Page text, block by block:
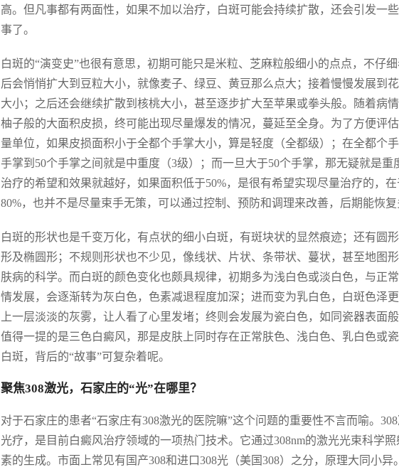
高。但凡事都有两面性，如果不加以治疗，白斑可能会持续扩散，还会引发一
事了。
白斑的“演变史”也很有意思，初期可能只是米粒、芝麻粒般细小的点点，不仔
后会悄悄扩大到豆粒大小，就像麦子、绿豆、黄豆那么点大；接着慢慢发展到
大小；之后还会继续扩散到核桃大小，甚至逐步扩大至苹果或拳头般。随着病
柚子般的大面积皮损，终可能出现尽量爆发的情况，蔓延至全身。为了方便评
量单位，如果皮损面积小于全都个手掌大小，算是轻度（全都级）；在全都个
手掌到50个手掌之间就是中重度（3级）；而一旦大于50个手掌，那无疑就是重
治疗的希望和效果就越好，如果面积低于50%，是很有希望实现尽量治疗的，
80%，也并不是尽量束手无策，可以通过控制、预防和调理来改善，后期能恢
白斑的形状也是千变万化，有点状的细小白斑，有斑块状的显然痕迹；还有圆
形及椭圆形；不规则形状也不少见，像线状、片状、条带状、蔓状，甚至地图
肤病的科学。而白斑的颜色变化也颇具规律，初期多为浅白色或淡白色，与正
情发展，会逐渐转为灰白色，色素减退程度加深；进而变为乳白色，白斑色泽
上一层淡淡的灰雾，让人看了心里发堵；终则会发展为瓷白色，如同瓷器表面
值得一提的是三色白癜风，那是皮肤上同时存在正常肤色、浅白色、乳白色或
白斑，背后的“故事”可复杂着呢。
聚焦308激光，石家庄的“光”在哪里？
对于石家庄的患者“石家庄有308激光的医院嘛”这个问题的重要性不言而喻。
光疗，是目前白癜风治疗领域的一项热门技术。它通过308nm的激光光束科学
素的生成。市面上常见有国产308和进口308光（美国308）之分，原理大同小